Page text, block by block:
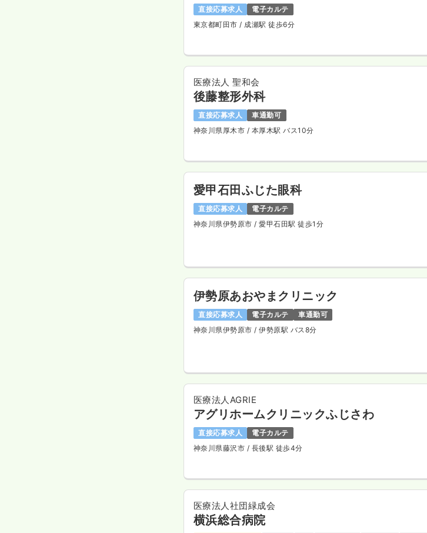
直接応募求人
電子カルテ
東京都町田市/ 成瀬駅 徒歩6分
医療法人 聖和会
後藤整形外科
直接応募求人
車通勤可
神奈川県厚木市 / 本厚木駅 バス10分
愛甲石田ふじた眼科
直接応募求人
電子カルテ
神奈川県伊勢原市/ 愛甲石田駅 徒歩1分
伊勢原あおやまクリニック
直接応募求人 電子カルテ
車通勤可
神奈川県伊勢原市/ 伊勢原駅 バス8分
医療法人AGRIE
アグリホームクリニックふじさわ
直接応募求人
電子カルテ
神奈川県藤沢市 / 長後駅 徒歩4分
医療法人社団緑成会
横浜総合病院